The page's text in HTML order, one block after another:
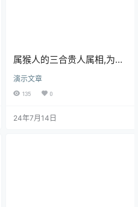
属猴人的三合贵人属相,为什
么说属猴人29岁最苦
演示文章
135 0
24年7月14日